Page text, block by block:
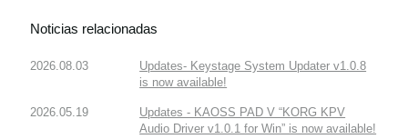
Noticias relacionadas
2026.08.03
Updates- Keystage System Updater v1.0.8
is now available!
2026.05.19
Updates - KAOSS PAD V “KORG KPV
Audio Driver v1.0.1 for Win” is now available!